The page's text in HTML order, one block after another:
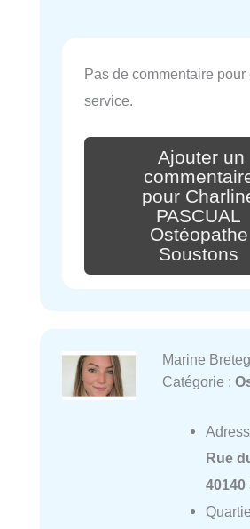
Pas de commentaire pour
service.
Ajouter un
pour
PASCUAL
Ostéopathe
Soustons
Marine
Catégorie :
Rue